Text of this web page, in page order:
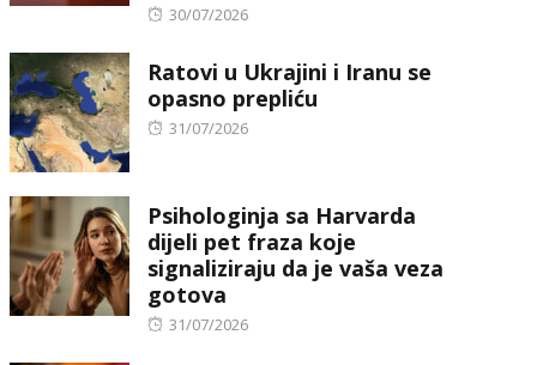
Posted
30/07/2026
Ratovi u Ukrajini i Iranu se
opasno prepliću
Posted
31/07/2026
Psihologinja sa Harvarda
dijeli pet fraza koje
signaliziraju da je vaša veza
gotova
Posted
31/07/2026